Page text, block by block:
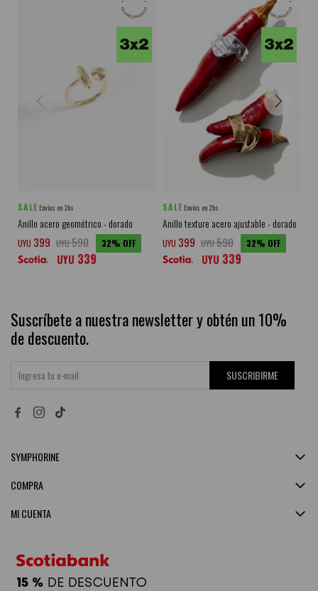
SALE Envíos en 2hs
Anillo acero geométrico - dorado
UYU 399 UYU590 32
UYU 339
SALE Envíos en 2hs
Anillo texture acero ajustable - dorado
UYU 399 UYU590 32
UYU 339
Suscríbete a nuestra newsletter y obtén un 10%
de descuento.
SUSCRIBIRME
 
SYMPHORINE
MI CUENTA
COMPRA